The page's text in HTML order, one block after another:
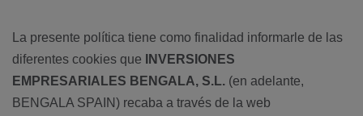
La presente política tiene como finalidad informarle de las
diferentes cookies que
INVERSIONES
EMPRESARIALES BENGALA, S.L. (en adelante,
BENGALA SPAIN) recaba a través de la web